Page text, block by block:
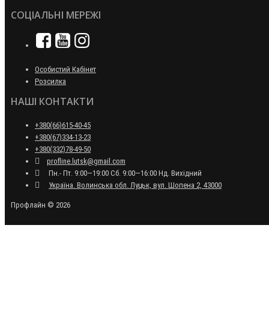
СОЦІАЛЬНІ МЕРЕЖІ
Особистий Кабінет
Розсилка
НАШІ КОНТАКТИ
+380(66)615-40-45
+380(67)334-13-23
+380(332)78-49-50
profline.lutsk@gmail.com
Пн.- Пт. 9:00—19:00 Сб. 9:00—16:00 Нд. Вихідний
Україна. Волинська обл. Луцьк, вул. Шопена 2, 43000
Профлайн © 2026